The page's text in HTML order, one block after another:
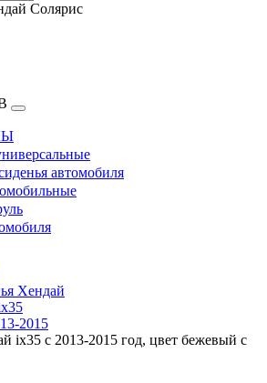
Солярис
автомобиля
Хендай
2015
ix35 с 2013-2015 год, цвет бежевый с